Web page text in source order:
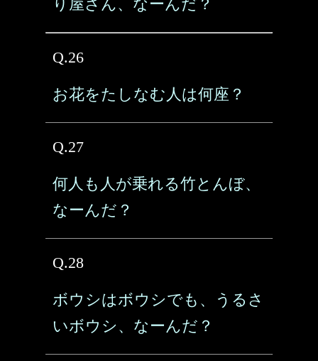
り屋さん、なーんだ？
Q.26
お花をたしなむ人は何座？
Q.27
何人も人が乗れる竹とんぼ、
なーんだ？
Q.28
ボウシはボウシでも、うるさ
いボウシ、なーんだ？